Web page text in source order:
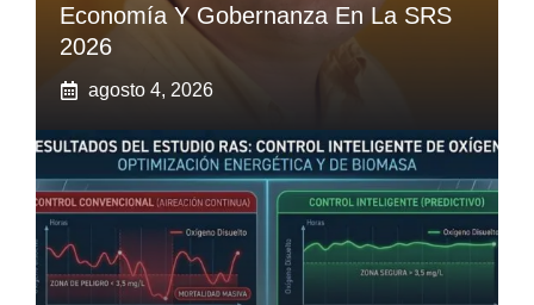
Economía Y Gobernanza En La SRS
2026
agosto 4, 2026